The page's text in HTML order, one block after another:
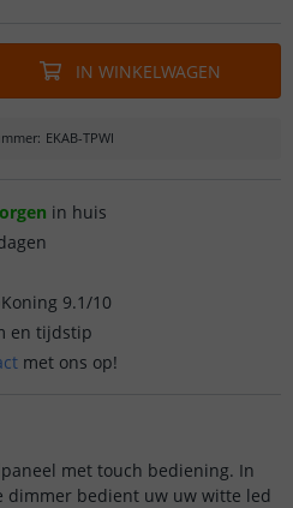
IN WINKELWAGEN
: EKAB-TPWI
in huis
9.1/10
en tijdstip
met ons op!
met touch bediening. In
dimmer bedient uw uw witte led